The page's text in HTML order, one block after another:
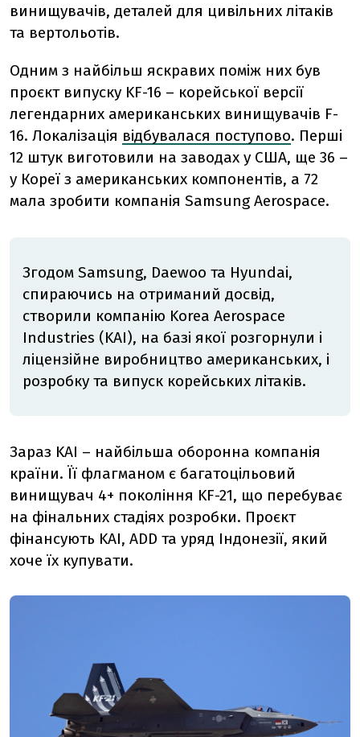
винищувачів, деталей для цивільних літаків
та вертольотів.
Одним з найбільш яскравих поміж них був
проєкт випуску KF-16 – корейської версії
легендарних американських винищувачів F-
16. Локалізація відбувалася поступово. Перші
12 штук виготовили на заводах у США, ще 36 –
у Кореї з американських компонентів, а 72
мала зробити компанія Samsung Aerospace.
Згодом Samsung, Daewoo та Hyundai,
спираючись на отриманий досвід,
створили компанію Korea Aerospace
Industries (KAI), на базі якої розгорнули і
ліцензійне виробництво американських, і
розробку та випуск корейських літаків.
Зараз KAI – найбільша оборонна компанія
країни. Її флагманом є багатоцільовий
винищувач 4+ покоління KF-21, що перебуває
на фінальних стадіях розробки. Проєкт
фінансують KAI, ADD та уряд Індонезії, який
хоче їх купувати.